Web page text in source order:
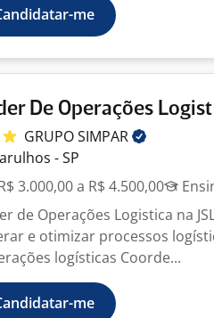
me
De Operações
GRUPOSIMPAR
- SP
3.000,00 a R$ 4.500,00
de Operações Logistica na
e otimizar processos
logísticas Coorde...
me